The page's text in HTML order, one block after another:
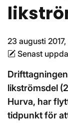
23 augusti 2017,
Senast
likströmsdel
Hurva, har
tidpunkt för